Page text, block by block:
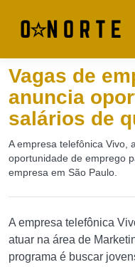
Vagas de
anuncia
salários de
A empresa telefônica Vivo,
oportunidade de emprego
empresa em São Paulo.
A empresa telefônica
atuar na área de
programa é buscar